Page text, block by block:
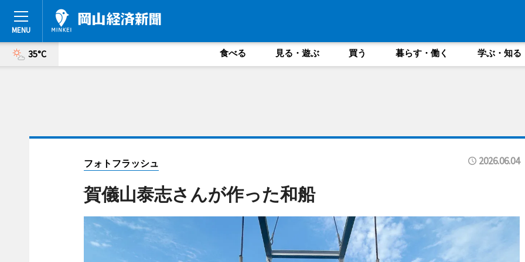
35°C 食べる 見る・遊ぶ 買う 暮らす・働く 学ぶ・知る
フォトフラッシュ 2026.06.04
賀儀山泰志さんが作った和船